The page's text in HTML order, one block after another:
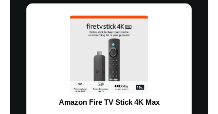
Amazon Fire TV Stick 4K Max